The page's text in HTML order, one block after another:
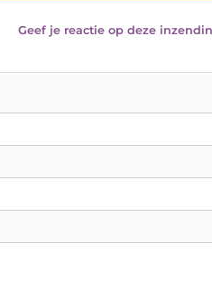
Geef je reactie op deze